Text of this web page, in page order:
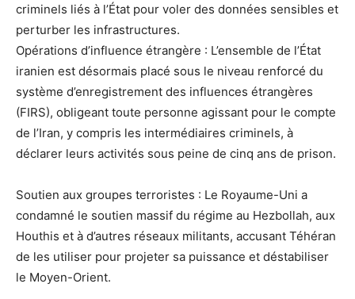
criminels liés à l’État pour voler des données sensibles et
perturber les infrastructures.
Opérations d’influence étrangère : L’ensemble de l’État
iranien est désormais placé sous le niveau renforcé du
système d’enregistrement des influences étrangères
(FIRS), obligeant toute personne agissant pour le compte
de l’Iran, y compris les intermédiaires criminels, à
déclarer leurs activités sous peine de cinq ans de prison.
Soutien aux groupes terroristes : Le Royaume-Uni a
condamné le soutien massif du régime au Hezbollah, aux
Houthis et à d’autres réseaux militants, accusant Téhéran
de les utiliser pour projeter sa puissance et déstabiliser
le Moyen-Orient.